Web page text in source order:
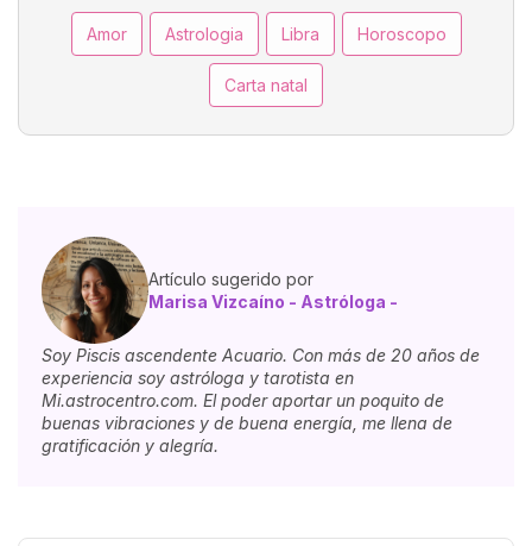
Amor Astrologia Libra Horoscopo
Carta natal
Artículo sugerido por
Marisa Vizcaíno - Astróloga -
Soy Piscis ascendente Acuario. Con más de 20 años de
experiencia soy astróloga y tarotista en
Mi.astrocentro.com. El poder aportar un poquito de
buenas vibraciones y de buena energía, me llena de
gratificación y alegría.